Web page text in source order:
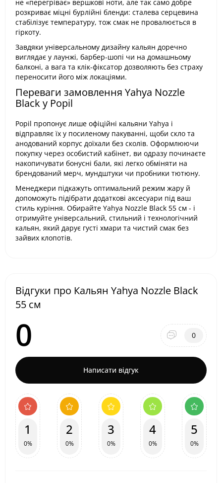
не «перегріває» вершкові ноти, але так само добре
розкриває міцні бурлійні бленди: сталева серцевина
стабілізує температуру, тож смак не провалюється в
гіркоту.
Завдяки універсальному дизайну кальян доречно
виглядає у лаунжі, барбер-шопі чи на домашньому
балконі, а вага та клік-фіксатор дозволяють без страху
переносити його між локаціями.
Переваги замовлення Yahya Nozzle
Black у Popil
Popil пропонує лише офіційні кальяни Yahya і
відправляє їх у посиленому пакуванні, щоби скло та
анодований корпус доїхали без сколів. Оформлюючи
покупку через особистий кабінет, ви одразу починаєте
накопичувати бонусні бали, які легко обміняти на
брендований мерч, мундштуки чи пробники тютюну.
Менеджери підкажуть оптимальний режим жару й
допоможуть підібрати додаткові аксесуари під ваш
стиль куріння. Обирайте Yahya Nozzle Black 55 см - і
отримуйте універсальний, стильний і технологічний
кальян, який дарує густі хмари та чистий смак без
зайвих клопотів.
Відгуки про Кальян Yahya Nozzle Black
55 см
0 0
Написати відгук
1
0%
2
0%
3
0%
4
0%
5
0%